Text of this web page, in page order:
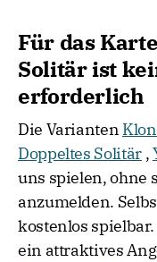
Für das
Solitär ist
erforderlich
Die Varianten
Doppeltes Solitär,
uns spielen, ohne
anzumelden.
kostenlos
ein attraktives